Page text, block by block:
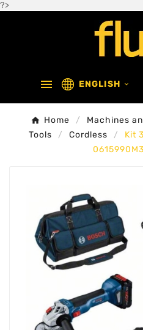
?>
 ENGLISH 
Home Machines
Tools
Cordless
Kit